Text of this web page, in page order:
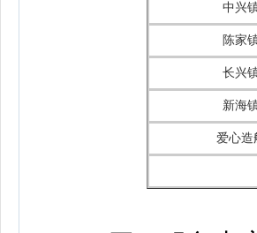
中兴
陈家
长兴
新海
爱心造